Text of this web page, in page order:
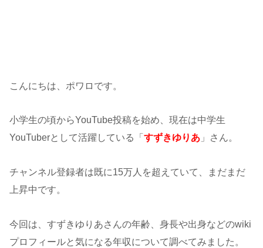
こんにちは、ポワロです。
小学生の頃からYouTube投稿を始め、現在は中学生
YouTuberとして活躍している「 すずきゆりあ 」さん。
チャンネル登録者は既に15万人を超えていて、まだまだ
上昇中です。
今回は、すずきゆりあさんの年齢、身長や出身などのwiki
プロフィールと気になる年収について調べてみました。